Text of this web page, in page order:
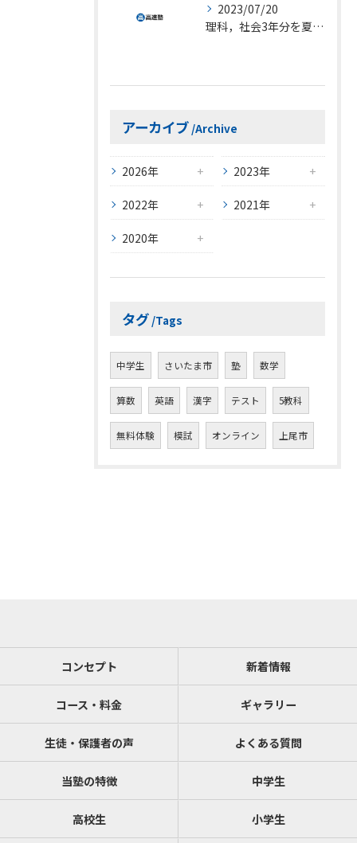
2023/07/20
理科，社会3年分を夏休みに（授業料は変わりません）
アーカイブ Archive
2026年 2023年
2022年 2021年
2020年
タグ Tags
中学生 さいたま市 塾 数学
算数 英語 漢字 テスト 5教科
無料体験 模試 オンライン 上尾市
コンセプト 新着情報
コース・料金 ギャラリー
生徒・保護者の声 よくある質問
当塾の特徴 中学生
高校生 小学生